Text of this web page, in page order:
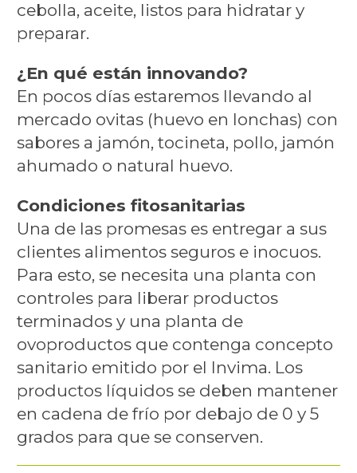
cebolla, aceite, listos para hidratar y
preparar.
¿En qué están innovando?
En pocos días estaremos llevando al
mercado ovitas (huevo en lonchas) con
sabores a jamón, tocineta, pollo, jamón
ahumado o natural huevo.
Condiciones fitosanitarias
Una de las promesas es entregar a sus
clientes alimentos seguros e inocuos.
Para esto, se necesita una planta con
controles para liberar productos
terminados y una planta de
ovoproductos que contenga concepto
sanitario emitido por el Invima. Los
productos líquidos se deben mantener
en cadena de frío por debajo de 0 y 5
grados para que se conserven.